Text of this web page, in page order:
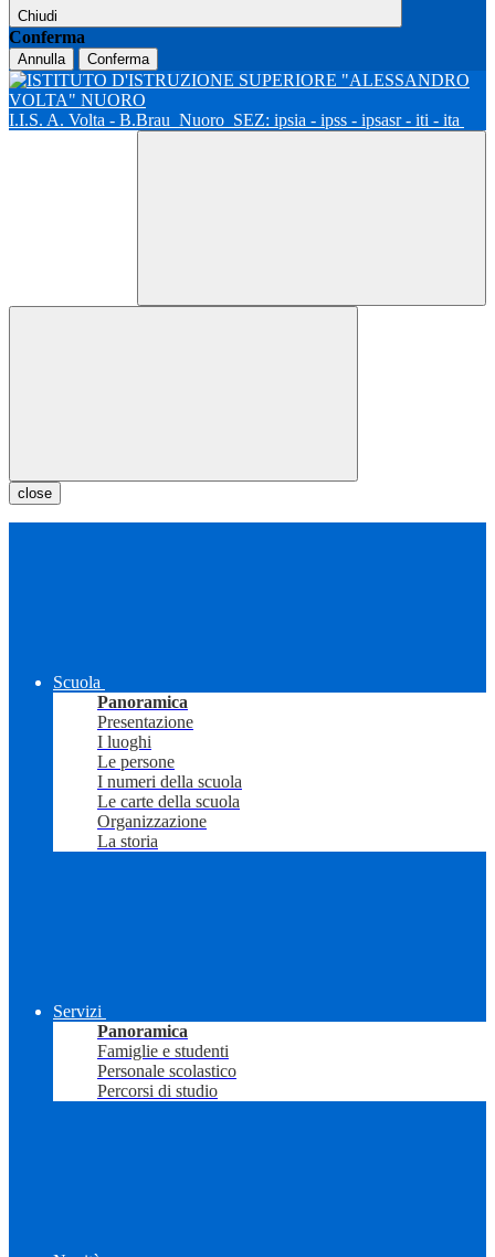
Chiudi
Conferma
Annulla Conferma
I.I.S. A. Volta - B.Brau Nuoro SEZ: ipsia - ipss - ipsasr - iti - ita
close
Scuola
Panoramica
Presentazione
I luoghi
Le persone
I numeri della scuola
Le carte della scuola
Organizzazione
La storia
Servizi
Panoramica
Famiglie e studenti
Personale scolastico
Percorsi di studio